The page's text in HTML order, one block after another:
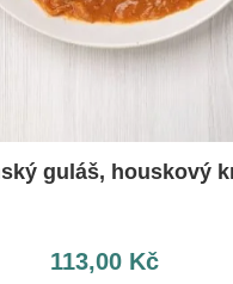
guláš, houskový
113,00 Kč